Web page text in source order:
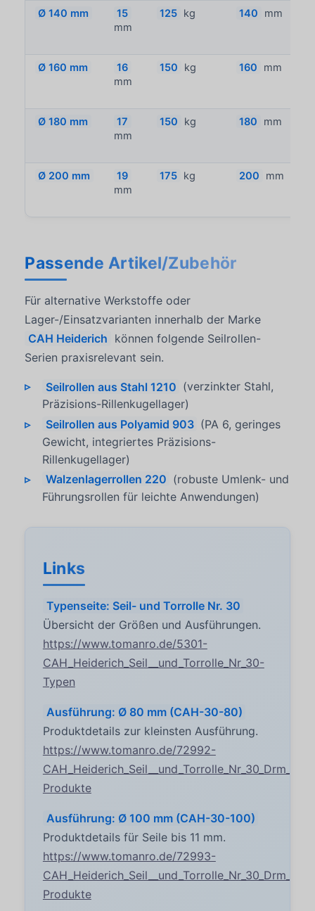
Ø 140 mm
15
mm
125 kg 140 mm
Ø 160 mm
16
mm
150 kg 160 mm
Ø 180 mm
17
mm
150 kg 180 mm
Ø 200 mm
19
mm
175 kg 200 mm
Passende Artikel/Zubehör
Für alternative Werkstoffe oder
Lager-/Einsatzvarianten innerhalb der Marke
CAH Heiderich können folgende Seilrollen-
Serien praxisrelevant sein.
Seilrollen aus Stahl 1210 (verzinkter Stahl,
Präzisions-Rillenkugellager)
Seilrollen aus Polyamid 903 (PA 6, geringes
Gewicht, integriertes Präzisions-
Rillenkugellager)
Walzenlagerrollen 220 (robuste Umlenk- und
Führungsrollen für leichte Anwendungen)
Links
Typenseite: Seil- und Torrolle Nr. 30
Übersicht der Größen und Ausführungen.
https://www.tomanro.de/5301-
CAH_Heiderich_Seil__und_Torrolle_Nr_30-
Typen
Ausführung: Ø 80 mm (CAH-30-80)
Produktdetails zur kleinsten Ausführung.
https://www.tomanro.de/72992-
Produkte
Ausführung: Ø 100 mm (CAH-30-100)
Produktdetails für Seile bis 11 mm.
https://www.tomanro.de/72993-
Produkte